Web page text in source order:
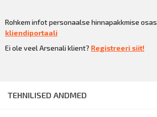
Rohkem infot personaalse hinnapakkmise osas
kliendiportaali
Ei ole veel Arsenali klient? Registreeri siit!
TEHNILISED ANDMED